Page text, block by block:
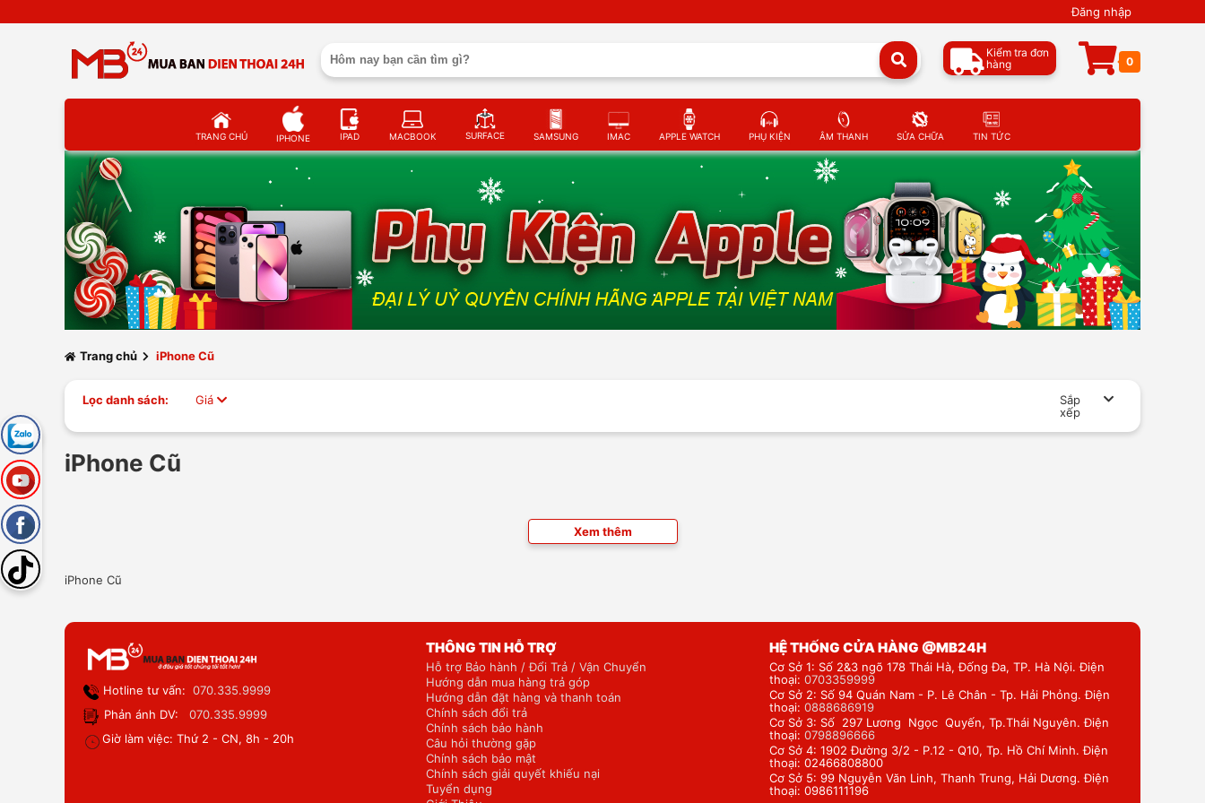
Đăng nhập
Kiểm tra đơn
hàng
0
TRANG CHỦ IPHONE IPAD MACBOOK SURFACE SAMSUNG IMAC APPLE WATCH PHỤ KIỆN ÂM THANH SỬA CHỮA TIN TỨC
Trang chủ iPhone Cũ
Lọc danh sách: Giá
Sắp
xếp
iPhone Cũ
Xem thêm
iPhone Cũ
Hotline tư vấn: 070.335.9999
Phản ánh DV: 070.335.9999
Giờ làm việc: Thứ 2 - CN, 8h - 20h
THÔNG TIN HỖ TRỢ
Hỗ trợ Bảo hành / Đổi Trả / Vận Chuyển
Hướng dẫn mua hàng trả góp
Hướng dẫn đặt hàng và thanh toán
Chính sách đổi trả
Chính sách bảo hành
Câu hỏi thường gặp
Chính sách bảo mật
Chính sách giải quyết khiếu nại
Tuyển dụng
HỆ THỐNG CỬA HÀNG @MB24H
Cơ Sở 1: Số 2&3 ngõ 178 Thái Hà, Đống Đa, TP. Hà Nội. Điện
thoại: 0703359999
Cơ Sở 2: Số 94 Quán Nam - P. Lê Chân - Tp. Hải Phỏng. Điện
thoại: 0888686919
Cơ Sở 3: Số 297 Lương Ngọc Quyến, Tp.Thái Nguyên. Điện
thoại: 0798896666
Cơ Sở 4: 1902 Đường 3/2 - P.12 - Q10, Tp. Hồ Chí Minh. Điện
thoại: 02466808800
Cơ Sở 5: 99 Nguyễn Văn Linh, Thanh Trung, Hải Dương. Điện
thoại: 0986111196